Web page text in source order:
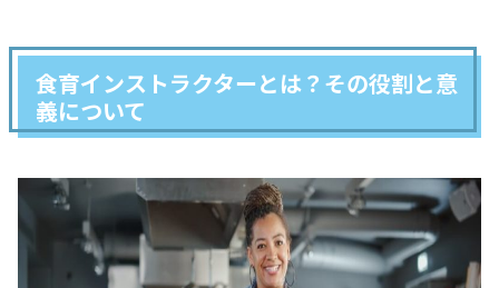
食育インストラクターとは？その役割と意
義について